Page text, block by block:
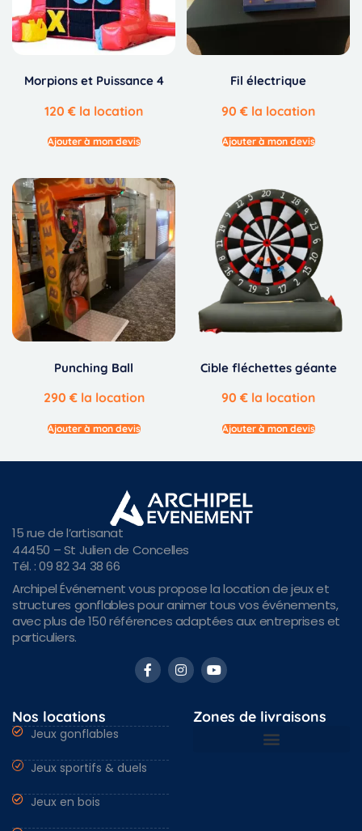
Morpions et Puissance 4
120 € la location
Ajouter à mon devis
Fil électrique
90 € la location
Ajouter à mon devis
Punching Ball
290 €la location
Ajouter à mon devis
Cible fléchettes géante
90 € la location
Ajouter à mon devis
15 rue de l’artisanat
44450 – St Julien de Concelles
Tél. : 09 82 34 38 66
Archipel Événement vous propose la location de jeux et
structures gonflables pour animer tous vos événements,
avec plus de 150 références adaptées aux entreprises et
particuliers.
Nos locations
Jeux gonflables
Jeux sportifs & duels
Jeux en bois
Zones de livraisons